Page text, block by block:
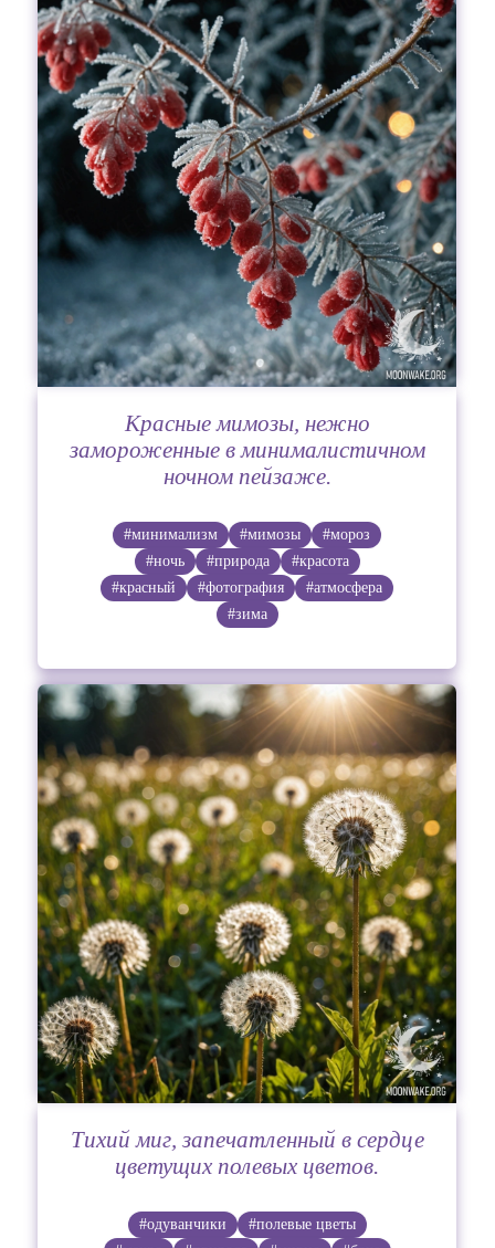
Красные мимозы, нежно
замороженные в минималистичном
ночном пейзаже.
#минимализм #мимозы
#мороз
#ночь
#природа
#красота
#красный
#фотография
#атмосфера
#зима
Тихий миг, запечатленный в сердце
цветущих полевых цветов.
#одуванчики
#полевые цветы